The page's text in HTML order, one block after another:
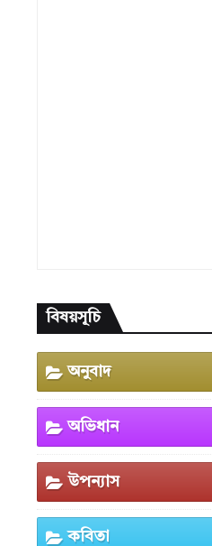
বিষয়সূচি
অনুবাদ
অভিধান
উপন্যাস
কবিতা